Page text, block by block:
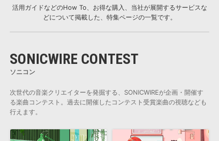
プラグイン・エフェクト »
サンプルパック »
ソフトウェア／ツール »
DAW »
キャンペーン »
特集 »
ニュースレター »
製品サポート情報 »
DTMガイド »
FAQ »
音楽カード製作サービス
楽曲配信流通サービス
KAITO V3
VOCALOID TOONTRACK
SPITFIRE AUDIO
EZ DRUMMER 3 SERUM
ライセンスフリーBGM
サンプルパックを試そう
ボーカル抜き出し
DUBSTEP
SONOCA
ソフトウェア／ツール DAW 効果音 BGM
インタビュー一覧
活用ガイドなどのHow To、お得な購入、当社が展開するサービスな
どについて掲載した、特集ページの一覧です。
SONICWIRE CONTEST
ソニコン
次世代の音楽クリエイターを発掘する、SONICWIREが企画・開催す
る楽曲コンテスト。過去に開催したコンテスト受賞楽曲の視聴なども
行えます。